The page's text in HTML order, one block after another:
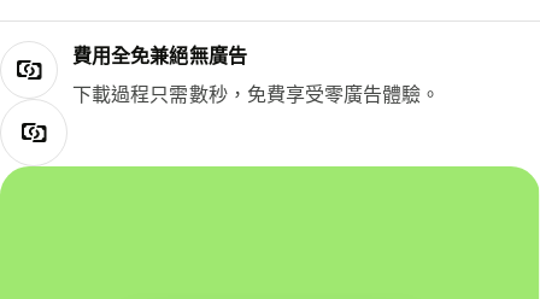
費用全免兼絕無廣告
下載過程只需數秒，免費享受零廣告體驗。